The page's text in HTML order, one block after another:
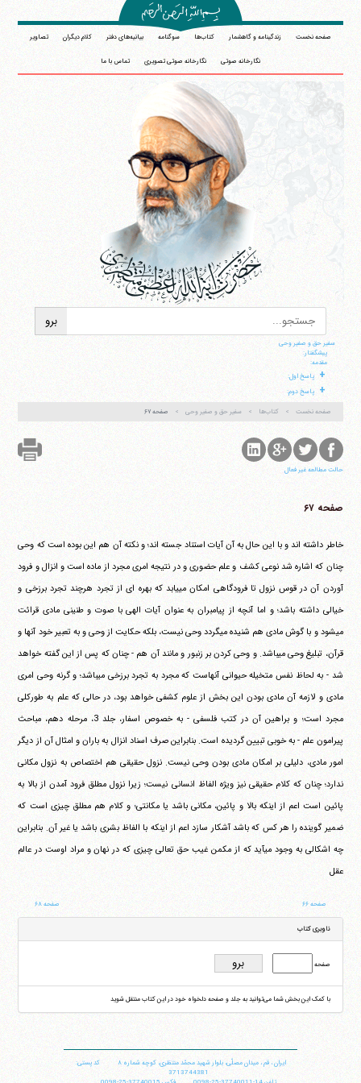
صفحه نخست زندگینامه و گاهشمار کتاب‌ها سوگنامه بیانیه‌های دفتر کلام دیگران تصاویر
نگارخانه صوتی نگارخانه صوتی تصویری تماس با ما
سفیر حق و صفیر وحی
پیشگفتار:
مقدمه:
+ پاسخ اول:
+ پاسخ دوم:
صفحه نخست کتاب‌ها سفیر حق و صفیر وحی صفحه ۶۷
حالت مطالعه غیر فعال
صفحه ۶۷
خاطر داشته اند و با این حال به آن آیات استناد جسته اند؛ و نکته آن هم این بوده است که وحی
چنان که اشاره شد نوعی کشف و علم حضوری و در نتیجه امری مجرد از ماده است و انزال و فرود
آوردن آن در قوس نزول تا فرودگاهی امکان می‎یابد که بهره ای از تجرد هرچند تجرد برزخی و
خیالی داشته باشد؛ و اما آنچه از پیامبران به عنوان آیات الهی با صوت و طنینی مادی قرائت
می‎شود و با گوش مادی هم شنیده می‎گردد وحی نیست، بلکه حکایت از وحی و به تعبیر خود آنها و
قرآن، تبلیغ وحی می‎باشد. و وحی کردن بر زنبور و مانند آن هم - چنان که پس از این گفته خواهد
شد - به لحاظ نفس متخیله حیوانی آنهاست که مجرد به تجرد برزخی می‎باشد؛ و گرنه وحی امری
مادی و لازمه آن مادی بودن این بخش از علوم کشفی خواهد بود، در حالی که علم به طورکلی
مجرد است؛ و براهین آن در کتب فلسفی - به خصوص اسفار، جلد 3، مرحله دهم، مباحث
پیرامون علم - به خوبی تبیین گردیده است. بنابراین صرف اسناد انزال به باران و امثال آن از دیگر
امور مادی، دلیلی بر امکان مادی بودن وحی نیست. نزول حقیقی هم اختصاص به نزول مکانی
ندارد؛ چنان که کلام حقیقی نیز ویژه الفاظ انسانی نیست؛ زیرا نزول مطلق فرود آمدن از بالا به
پائین است اعم از اینکه بالا و پائین، مکانی باشد یا مکانتی؛ و کلام هم مطلق چیزی است که
ضمیر گوینده را هر کس که باشد آشکار سازد اعم از اینکه با الفاظ بشری باشد یا غیر آن. بنابراین
چه اشکالی به وجود می‎آید که از مکمن غیب حق تعالی چیزی که در نهان و مراد اوست در عالم
عقل
صفحه ۶۶ صفحه ۶۸
ناوبری کتاب
صفحه
با کمک این بخش شما می‌توانید به جلد و صفحه دلخواه خود در این کتاب منتقل شوید
ایران،قم،میدان مصلّی، بلوار شهید محمّد منتظری، كوچه شماره ٨
کد پستی:
3713744381